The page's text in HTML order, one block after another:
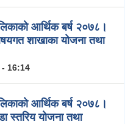
आर्थिक बर्ष २०७८।
शाखाका योजना तथा
- 16:14
आर्थिक बर्ष २०७८।
स्तरिय योजना तथा